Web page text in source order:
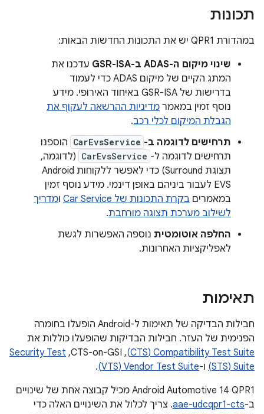
תכונות
במהדורת QPR1 יש את התכונות החדשות הבאות:
שינוי מיקום ה-ADAS ב-GSR-ISA
עדכנו את
המתג הקיים של מיקום ADAS כדי לעמוד
בדרישות של GSR-ISA באיחוד האירופי. מידע
נוסף זמין במאמר מדיניות ההרשאה לעקוף את
הגבלת המיקום לכלי רכב.
תרחישים לדוגמה ב- CarEvsService הוספנו
תרחישים לדוגמה ל- CarEvsService (לדוגמה,
תצוגת Surround) כדי לאפשר ללקוחות Android
EVS לעבור ביניהם באופן דינמי. מידע נוסף זמין
במאמרים בקרת התכונות של Car Service ומדריך
לשילוב מערכת תצוגה מורחבת.
החלפה אוטומטית נוספה האפשרות לגשת
לאפליקציות האחרונות.
תאימות
חבילות הבדיקה של תאימות ל-Android הופעלו בחומרה
הפנימית של העזר. חבילות הבדיקות שהופעלו כוללות את
Compatibility Test Suite‏ (CTS)
,‏ CTS-on-GSI,‏
Security Test
Suite‏ (STS)
ו-Vendor Test Suite‏ (VTS)
.
Android Automotive 14 QPR1 מכיל קבוצה אחת של שינויים
ב-aae-udcqpr1-cts. צריך לכלול את השינויים האלה כדי